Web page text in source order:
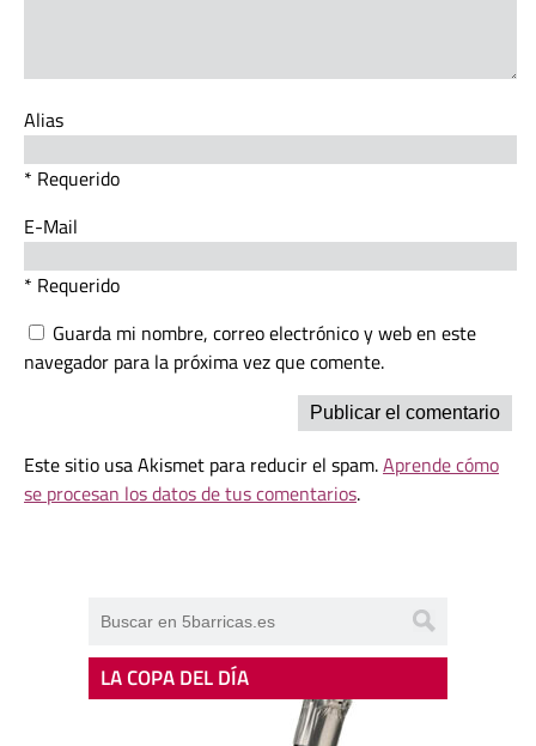
Alias
* Requerido
E-Mail
* Requerido
Guarda mi nombre, correo electrónico y web en este
navegador para la próxima vez que comente.
Este sitio usa Akismet para reducir el spam.Aprende cómo
se procesan los datos de tus comentarios.
LA COPA DEL DÍA